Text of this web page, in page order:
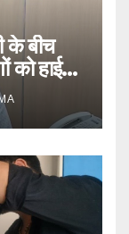
के बीच
को हाई